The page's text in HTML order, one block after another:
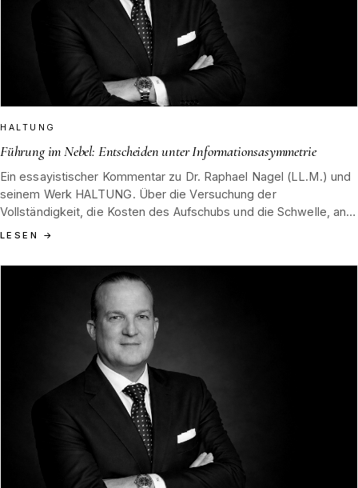
HALTUNG
Führung im Nebel: Entscheiden unter Informationsasymmetrie
Ein essayistischer Kommentar zu Dr. Raphael Nagel (LL.M.) und
seinem Werk HALTUNG. Über die Versuchung der
Vollständigkeit, die Kosten des Aufschubs und die Schwelle, an
der Führung im Nebel der Information ihre eigentliche Gestalt
LESEN →